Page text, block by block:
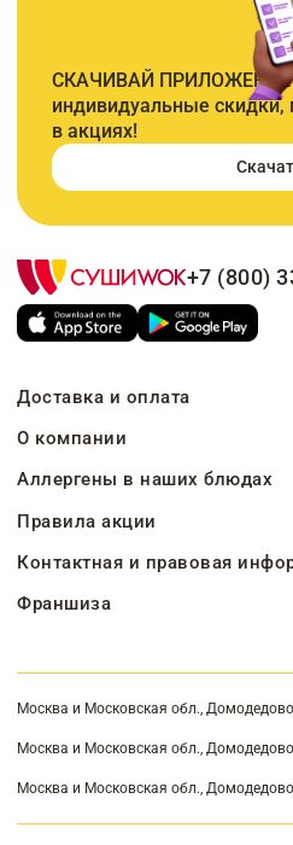
СКАЧИВАЙ ПРИЛОЖЕНИЕ
индивидуальные скидки,
в акциях!
+7 (800)
Доставка и оплата
О компании
Аллергены в наших блюдах
Правила акции
Контактная и правовая
Франшиза
Москва и Московская обл.,
Москва и Московская обл.,
Москва и Московская обл.,